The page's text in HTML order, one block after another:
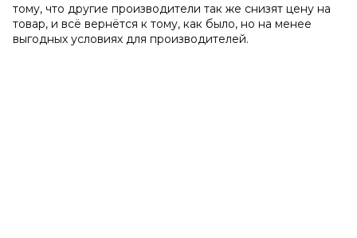
тому, что другие производители так же снизят цену на
товар, и всё вернётся к тому, как было, но на менее
выгодных условиях для производителей.